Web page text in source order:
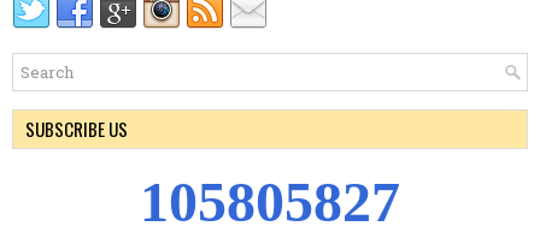
SUBSCRIBE US
105805827